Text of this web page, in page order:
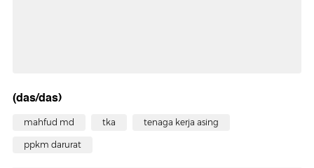
(das/das)
mahfud md tka tenaga kerja asing
ppkm darurat